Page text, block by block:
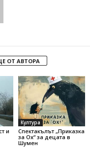
ОТ АВТОРА
и
Култура
Спектакълът „Приказка
за Ох“ за децата в
Шумен